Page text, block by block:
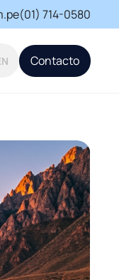
(01) 714-0580
Contacto